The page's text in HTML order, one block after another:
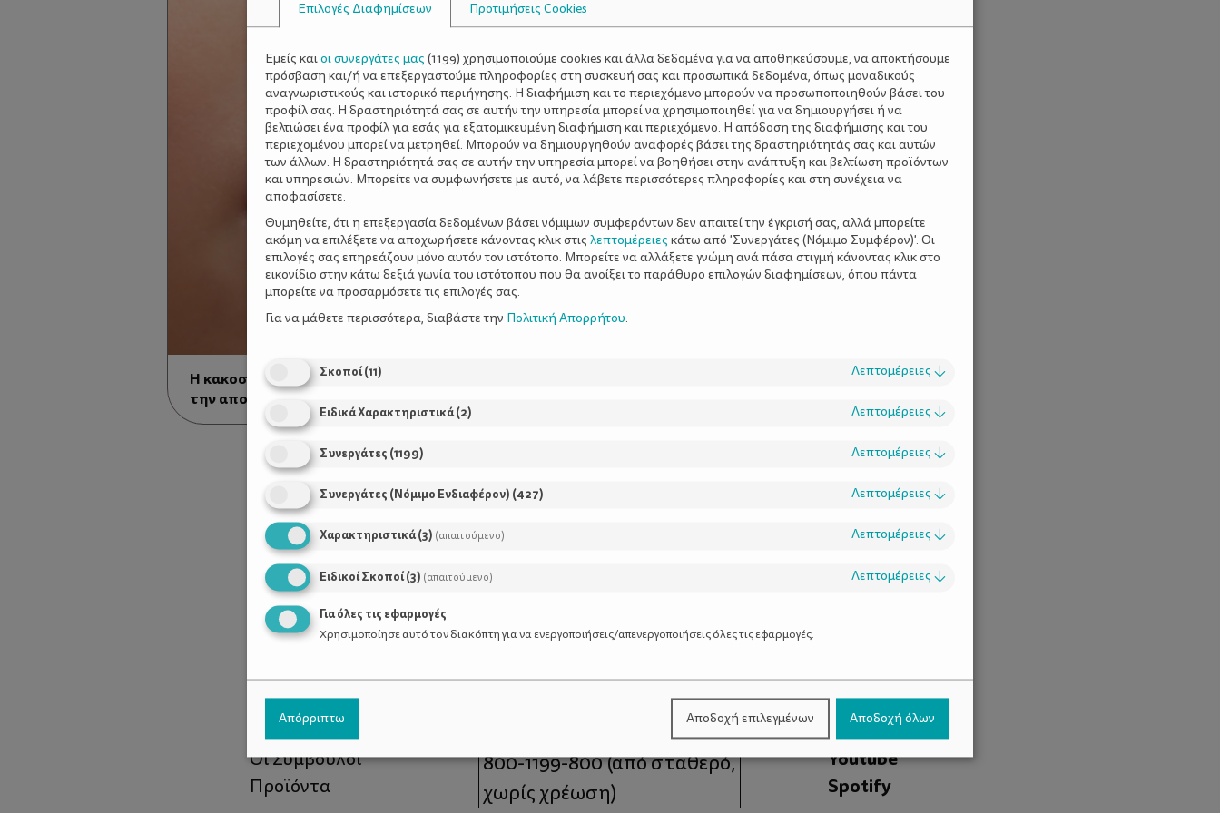
Η κακοσμία του στόματος - Συμβουλές για
την αποφυγή της
Χρήσιμοι Σύνδεσμοι
Τι είναι το ΔΕΛΤΑ moms
Οι Σύμβουλοι
Προϊόντα
Τηλέφωνο Επικοινωνίας:
800-1199-800(από σταθερό,
χωρίς χρέωση)
Facebook
Instagram
Youtube
Spotify
Επιλογές Διαφημίσεων Προτιμήσεις Cookies
Εμείς καιοι συνεργάτες μας (1199) χρησιμοποιούμε cookies και άλλα δεδομένα για να αποθηκεύσουμε, να αποκτήσουμε
πρόσβαση και/ή να επεξεργαστούμε πληροφορίες στη συσκευή σας και προσωπικά δεδομένα, όπως μοναδικούς
αναγνωριστικούς και ιστορικό περιήγησης. Η διαφήμιση και το περιεχόμενο μπορούν να προσωποποιηθούν βάσει του
προφίλ σας. Η δραστηριότητά σας σε αυτήν την υπηρεσία μπορεί να χρησιμοποιηθεί για να δημιουργήσει ή να
βελτιώσει ένα προφίλ για εσάς για εξατομικευμένη διαφήμιση και περιεχόμενο. Η απόδοση της διαφήμισης και του
περιεχομένου μπορεί να μετρηθεί. Μπορούν να δημιουργηθούν αναφορές βάσει της δραστηριότητάς σας και αυτών
των άλλων. Η δραστηριότητά σας σε αυτήν την υπηρεσία μπορεί να βοηθήσει στην ανάπτυξη και βελτίωση προϊόντων
και υπηρεσιών. Μπορείτε να συμφωνήσετε με αυτό, να λάβετε περισσότερες πληροφορίες και στη συνέχεια να
αποφασίσετε.
Θυμηθείτε, ότι η επεξεργασία δεδομένων βάσει νόμιμων συμφερόντων δεν απαιτεί την έγκρισή σας, αλλά μπορείτε
ακόμη να επιλέξετε να αποχωρήσετε κάνοντας κλικ στις λεπτομέρειες κάτω από 'Συνεργάτες (Νόμιμο Συμφέρον)'. Οι
επιλογές σας επηρεάζουν μόνο αυτόν τον ιστότοπο. Μπορείτε να αλλάξετε γνώμη ανά πάσα στιγμή κάνοντας κλικ στο
εικονίδιο στην κάτω δεξιά γωνία του ιστότοπου που θα ανοίξει το παράθυρο επιλογών διαφημίσεων, όπου πάντα
μπορείτε να προσαρμόσετε τις επιλογές σας.
Για να μάθετε περισσότερα, διαβάστε την Πολιτική Απορρήτου.
Σκοποί(11) Λεπτομέρειες ↓
Ειδικά Χαρακτηριστικά(2) Λεπτομέρειες ↓
Συνεργάτες (1199) Λεπτομέρειες ↓
Συνεργάτες (Νόμιμο Ενδιαφέρον) (427) Λεπτομέρειες ↓
Χαρακτηριστικά(3) (απαιτούμενο) Λεπτομέρειες ↓
Ειδικοί Σκοποί(3) (απαιτούμενο) Λεπτομέρειες ↓
Για όλες τις εφαρμογές
Χρησιμοποίησε αυτό τον διακόπτη για να ενεργοποιήσεις/απενεργοποιήσεις όλες τις εφαρμογές.
Απόρριπτω Αποδοχή επιλεγμένων Αποδοχή όλων